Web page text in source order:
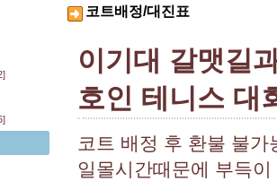
코트배정/대진표
이기대 갈맷길
호인 테니스 대
코트 배정 후 환불 불가
일몰시간때문에 부득